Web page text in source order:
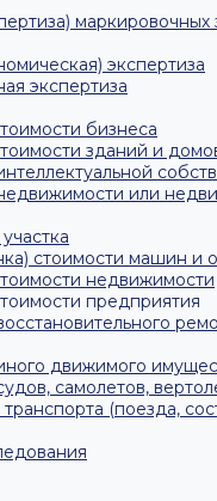
маркировочных
экспертиза
экспертиза
бизнеса
зданий и
или
стоимости машин и
недвижимости
предприятия
движимого
самолетов,
(поезда,